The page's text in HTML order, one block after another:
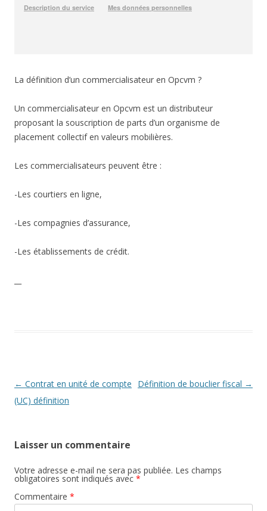
La définition d’un commercialisateur en Opcvm ?
Un commercialisateur en Opcvm est un distributeur
proposant la souscription de parts d’un organisme de
placement collectif en valeurs mobilières.
Les commercialisateurs peuvent être :
-Les courtiers en ligne,
-Les compagnies d’assurance,
-Les établissements de crédit.
Navigation
des
← Contrat en unité de compte
(UC) définition
Définition de bouclier fiscal →
Laisser un commentaire
Votre adresse e-mail ne sera pas publiée. Les champs
obligatoires sont indiqués avec *
Commentaire *